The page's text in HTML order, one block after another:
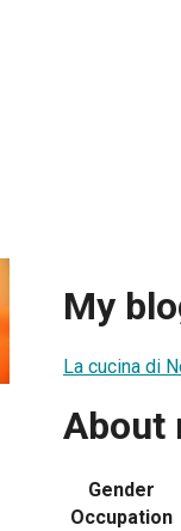
My
La cucina di
About
Gender
Occupation